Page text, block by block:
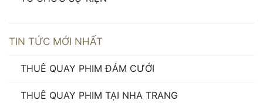
TIN TỨC MỚI NHẤT
THUÊ QUAY PHIM ĐÁM CƯỚI
THUÊ QUAY PHIM TẠI NHA TRANG